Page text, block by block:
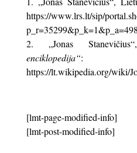
https://www.lrs.lt/sip/
„Jonas
enciklopedija“:
https://lt.wikipedia.org/wiki/
[lmt-page-modified-info]
[lmt-post-modified-info]